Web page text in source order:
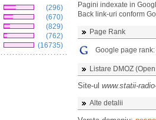
(296)
(670)
(829)
(762)
(16735)
Pagini indexate in
Back link-uri conform
Page Rank
Google page rank:
Listare DMOZ
Site-ul www.statii-
Alte detalii